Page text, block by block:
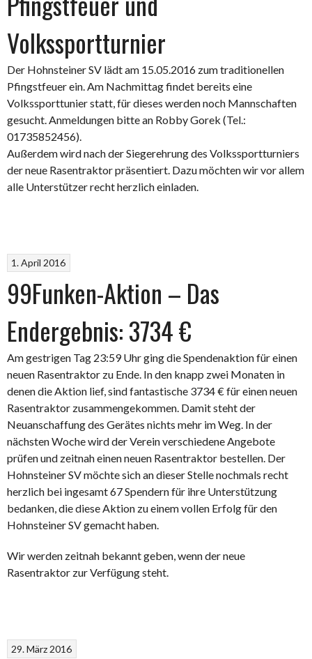
Volkssportturnier
Der Hohnsteiner SV lädt am 15.05.2016 zum traditionellen
Pfingstfeuer ein. Am Nachmittag findet bereits eine
Volkssporttunier statt, für dieses werden noch Mannschaften
gesucht. Anmeldungen bitte an Robby Gorek (Tel.:
01735852456).
Außerdem wird nach der Siegerehrung des Volkssportturniers
der neue Rasentraktor präsentiert. Dazu möchten wir vor allem
alle Unterstützer recht herzlich einladen.
1. April 2016
99Funken-Aktion – Das
Endergebnis: 3734 €
Am gestrigen Tag 23:59 Uhr ging die Spendenaktion für einen
neuen Rasentraktor zu Ende. In den knapp zwei Monaten in
denen die Aktion lief, sind fantastische 3734 € für einen neuen
Rasentraktor zusammengekommen. Damit steht der
Neuanschaffung des Gerätes nichts mehr im Weg. In der
nächsten Woche wird der Verein verschiedene Angebote
prüfen und zeitnah einen neuen Rasentraktor bestellen. Der
Hohnsteiner SV möchte sich an dieser Stelle nochmals recht
herzlich bei ingesamt 67 Spendern für ihre Unterstützung
bedanken, die diese Aktion zu einem vollen Erfolg für den
Hohnsteiner SV gemacht haben.
Wir werden zeitnah bekannt geben, wenn der neue
Rasentraktor zur Verfügung steht.
29. März 2016